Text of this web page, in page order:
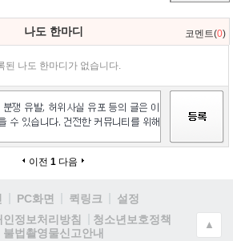
나도 한마디 코멘트(0)
된 나도 한마디가 없습니다.
이전 1 다음
PC화면 퀵링크
설정
인정보처리방침
청소년보호정책
불법촬영물신고안내
▲